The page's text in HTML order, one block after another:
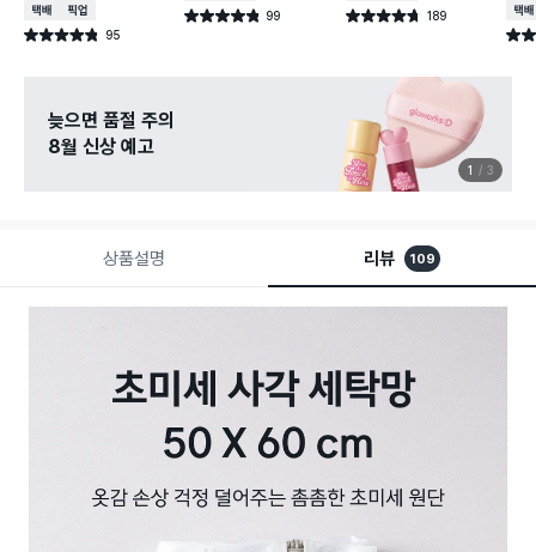
택배배송매장픽업
별점 4.8점 95
건 작성
별점 4.8점 99
건 작성 별점 4.7점 189
건 작성
택배
별점
늦으면 품절 주의
8월 신상 예고
1 3
상품설명 리뷰 109